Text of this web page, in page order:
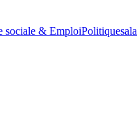
sociale & EmploiPolitique